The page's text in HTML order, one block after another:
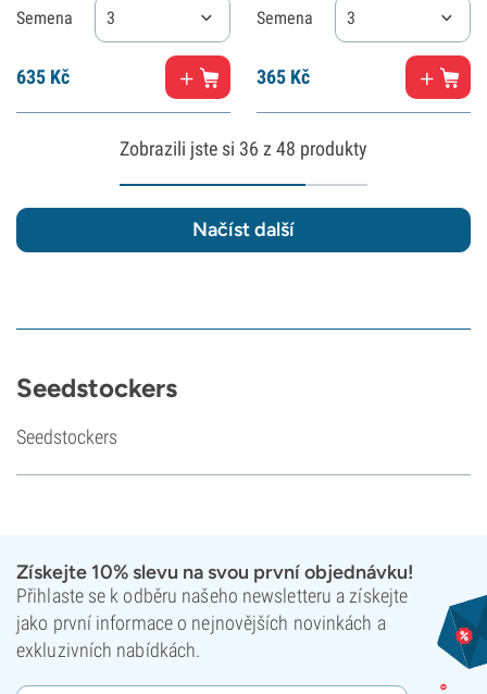
Semena 3
635 Kč
Semena 3
365 Kč
Zobrazili jste si 36 z 48 produkty
Načíst další
Seedstockers
Seedstockers
Získejte 10% slevu na svou první objednávku!
Přihlaste se k odběru našeho newsletteru a získejte
jako první informace o nejnovějších novinkách a
exkluzivních nabídkách.